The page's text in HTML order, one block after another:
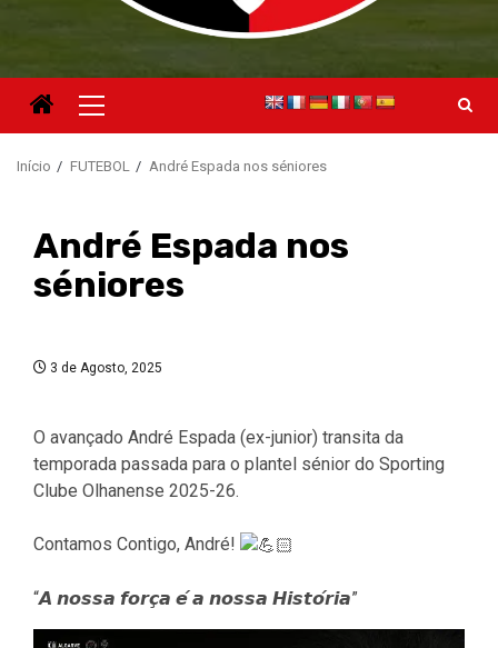
Menu
principal
Início FUTEBOL André Espada nos séniores
André Espada nos
séniores
3 de Agosto, 2025
O avançado André Espada (ex-junior) transita da
temporada passada para o plantel sénior do Sporting
Clube Olhanense 2025-26.
Contamos Contigo, André!
“𝘼 𝙣𝙤𝙨𝙨𝙖 𝙛𝙤𝙧𝙘̧𝙖 𝙚́ 𝙖 𝙣𝙤𝙨𝙨𝙖 𝙃𝙞𝙨𝙩𝙤́𝙧𝙞𝙖”